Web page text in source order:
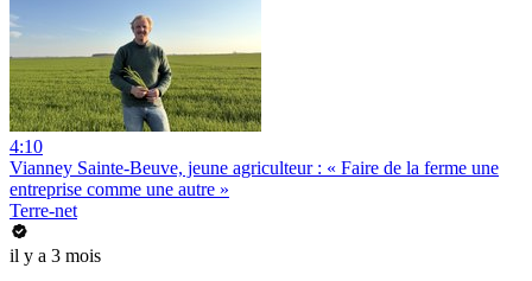
4:10
Vianney Sainte-Beuve, jeune agriculteur : « Faire de la ferme une
entreprise comme une autre »
Terre-net
il y a 3 mois